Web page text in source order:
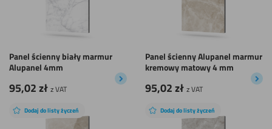
Panel ścienny biały marmur
Alupanel 4mm
95,02zł z VAT
Panel ścienny Alupanel marmur
kremowy matowy 4 mm
95,02zł z VAT
Dodaj do listy życzeń Dodaj do listy życzeń